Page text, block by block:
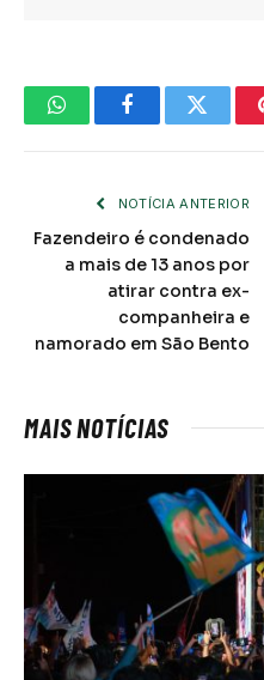
O
acha
do
WhatsApp?
FacebookTwitter
NOTÍCIA ANTERIOR
Fazendeiro é condenado
a mais de 13 anos por
atirar contra ex-
companheira e
namorado em São Bento
MAIS NOTÍCIAS